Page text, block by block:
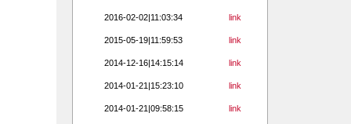
2016-02-02|11:03:34 link
2015-05-19|11:59:53 link
2014-12-16|14:15:14 link
2014-01-21|15:23:10 link
2014-01-21|09:58:15 link